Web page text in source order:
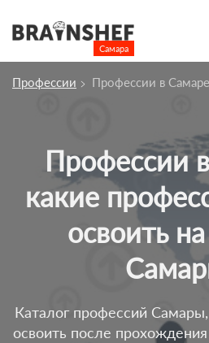
Самара
Курсы Самары
Компании
Профессии
account_box
Профессии Профессии в Самаре
Профессии в Самаре:
какие
освоить
Каталог профессий
освоить после